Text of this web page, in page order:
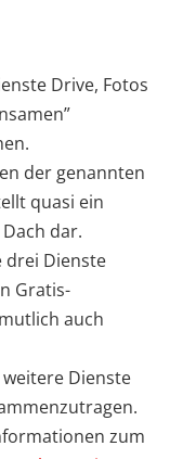
Drive, Fotos
der genannten
quasi ein
dar.
drei Dienste
Gratis-
auch
Dienste
zum